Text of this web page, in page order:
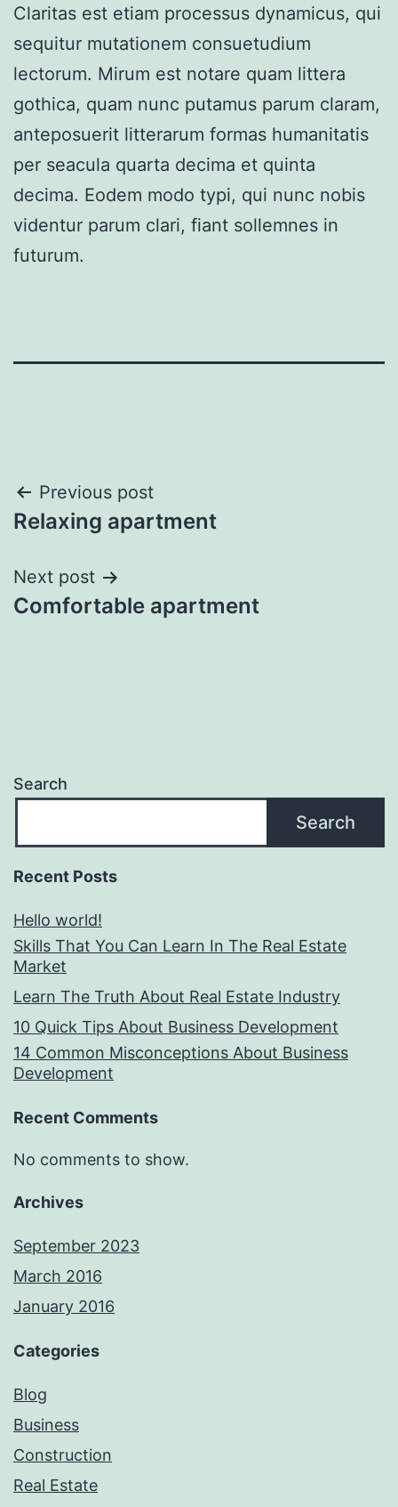
Claritas est etiam processus dynamicus, qui
sequitur mutationem consuetudium
lectorum. Mirum est notare quam littera
gothica, quam nunc putamus parum claram,
anteposuerit litterarum formas humanitatis
per seacula quarta decima et quinta
decima. Eodem modo typi, qui nunc nobis
videntur parum clari, fiant sollemnes in
futurum.
Post
navigation
Previous post
Relaxing apartment
Next post
Comfortable apartment
Search
Search
Recent Posts
Hello world!
Skills That You Can Learn In The Real Estate
Market
Learn The Truth About Real Estate Industry
10 Quick Tips About Business Development
14 Common Misconceptions About Business
Development
Recent Comments
No comments to show.
Archives
September 2023
March 2016
January 2016
Categories
Blog
Business
Construction
Real Estate